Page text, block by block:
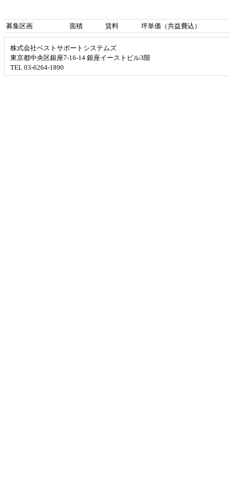
募集区画 面積 賃料 坪単価（共益費込）
株式会社ベストサポートシステムズ
東京都中央区銀座7-16-14 銀座イーストビル3階
TEL 03-6264-1890